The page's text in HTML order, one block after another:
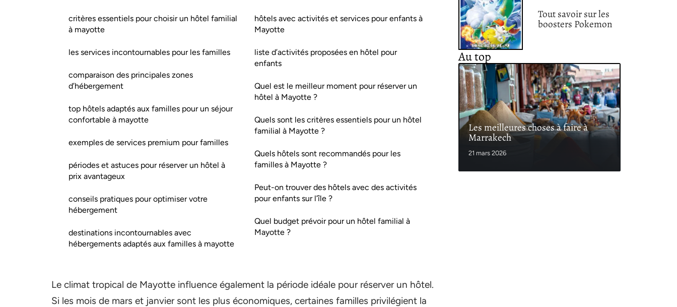
critères essentiels pour choisir un hôtel familial
à mayotte
les services incontournables pour les familles
comparaison des principales zones
d’hébergement
top hôtels adaptés aux familles pour un séjour
confortable à mayotte
exemples de services premium pour familles
périodes et astuces pour réserver un hôtel à
prix avantageux
conseils pratiques pour optimiser votre
hébergement
destinations incontournables avec
hébergements adaptés aux familles à mayotte
hôtels avec activités et services pour enfants à
Mayotte
liste d’activités proposées en hôtel pour
enfants
Quel est le meilleur moment pour réserver un
hôtel à Mayotte ?
Quels sont les critères essentiels pour un hôtel
familial à Mayotte ?
Quels hôtels sont recommandés pour les
familles à Mayotte ?
Peut-on trouver des hôtels avec des activités
pour enfants sur l’île ?
Quel budget prévoir pour un hôtel familial à
Mayotte ?
Le climat tropical de Mayotte influence également la période idéale pour réserver un hôtel.
Si les mois de mars et janvier sont les plus économiques, certaines familles privilégient la
Tout savoir sur les
boosters Pokemon
Au top
Les meilleures choses à faire à
Marrakech
21 mars 2026